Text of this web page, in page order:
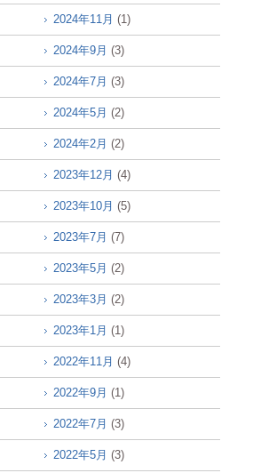
2024年11月 (1)
2024年9月 (3)
2024年7月 (3)
2024年5月 (2)
2024年2月 (2)
2023年12月 (4)
2023年10月 (5)
2023年7月 (7)
2023年5月 (2)
2023年3月 (2)
2023年1月 (1)
2022年11月 (4)
2022年9月 (1)
2022年7月 (3)
2022年5月 (3)